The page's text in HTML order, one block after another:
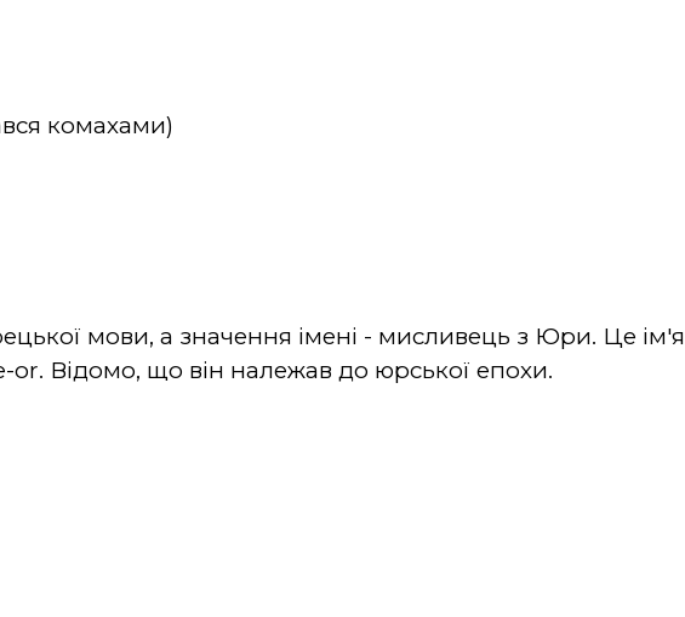
комахами)
мови, а значення імені - мисливець з Юри. Це ім'я
or. Відомо, що він належав до юрської епохи.